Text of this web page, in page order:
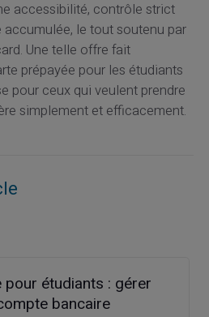
accessibilité, contrôle strict
le tout soutenu par
Une telle offre fait
prépayée pour les étudiants
pour ceux qui veulent prendre
simplement et efficacement.
étudiants : gérer
bancaire